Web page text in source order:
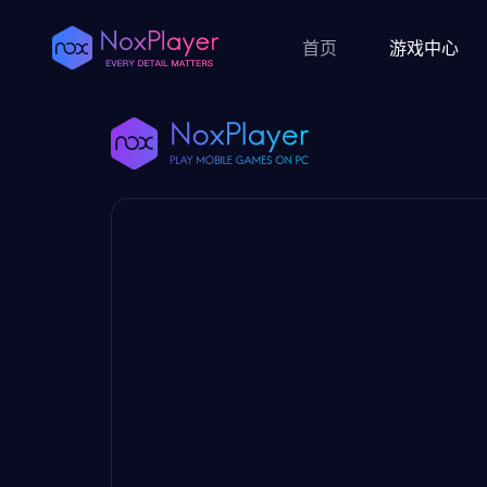
首页 游戏中心